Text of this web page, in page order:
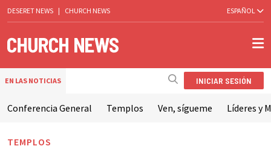
DESERET NEWS | CHURCH NEWS ESPAÑOL
EN LAS NOTICIAS INICIAR SESIÓN
Conferencia General Templos Ven, sígueme Líderes y
TEMPLOS